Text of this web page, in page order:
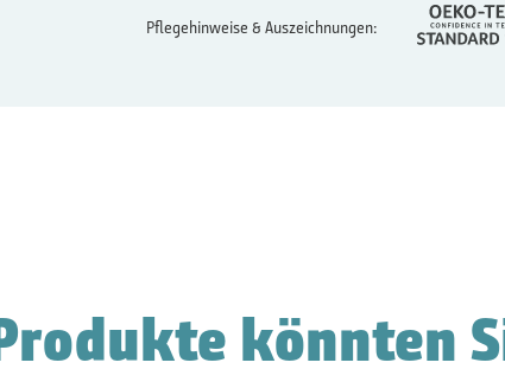
Pflegehinweise & Auszeichnungen:
könnten